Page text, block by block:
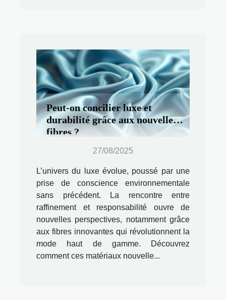
Peut-on concilier luxe et
durabilité grâce aux nouvelles
fibres ?
27/08/2025
L’univers du luxe évolue, poussé par une
prise de conscience environnementale
sans précédent. La rencontre entre
raffinement et responsabilité ouvre de
nouvelles perspectives, notamment grâce
aux fibres innovantes qui révolutionnent la
mode haut de gamme. Découvrez
comment ces matériaux nouvelle...